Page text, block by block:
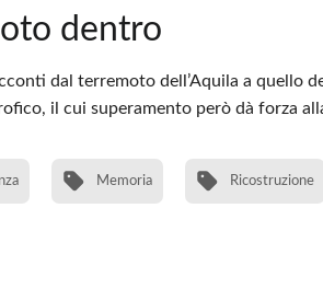
dentro
dal terremoto dell’Aquila a quello
il cui superamento però dà forza
Memoria Ricostruzione